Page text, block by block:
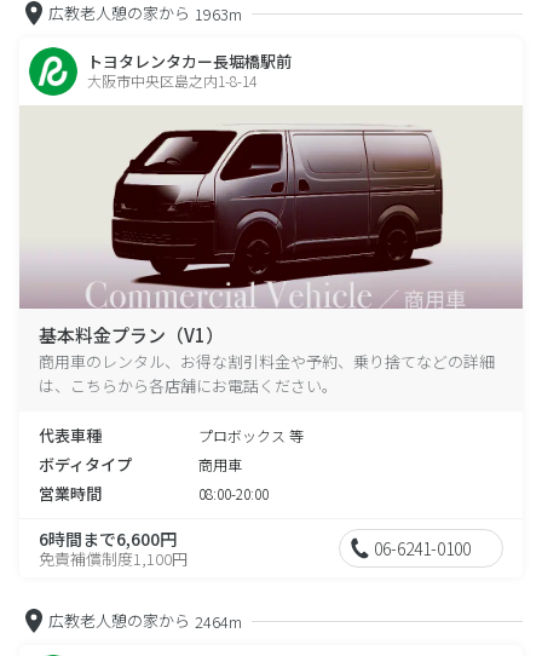
広教老人憩の家から 1963m
トヨタレンタカー長堀橋駅前
大阪市中央区島之内1-8-14
基本料金プラン（V1）
商用車のレンタル、お得な割引料金や予約、乗り捨てなどの詳細
は、こちらから各店舗にお電話ください。
代表車種 プロボックス 等
ボディタイプ 商用車
営業時間 08:00-20:00
6時間まで6,600円
免責補償制度1,100円 06-6241-0100
広教老人憩の家から 2464m